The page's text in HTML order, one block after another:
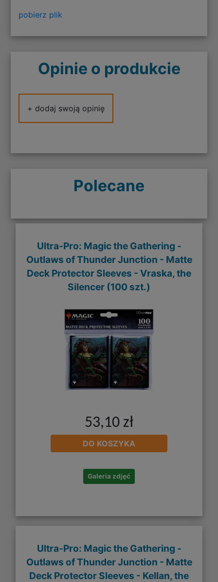
pobierz plik
Opinie o produkcie
+ dodaj swoją opinię
Polecane
Ultra-Pro: Magic the Gathering -
Outlaws of Thunder Junction - Matte
Deck Protector Sleeves - Vraska, the
Silencer (100 szt.)
53,10 zł
DO KOSZYKA
Galeria zdjęć
Ultra-Pro: Magic the Gathering -
Outlaws of Thunder Junction - Matte
Deck Protector Sleeves - Kellan, the